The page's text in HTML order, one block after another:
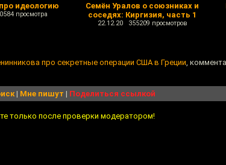
идеологию
просмотра
Семён Уралов о союзниках и
соседях: Киргизия, часть 1
22.12.20 355209 просмотров
про секретные операции США в Греции,
| Мне пишут | Поделиться ссылкой
только после проверки модератором!